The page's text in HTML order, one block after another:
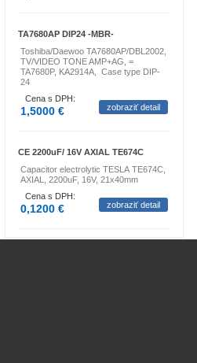
TA7680AP DIP24 -MBR-
Toshiba/Daewoo TA7680AP/DBL2002,
TV/VIDEO TONE AMP+AG, =
TA7680P, KA2914A, Case type DIP-
24
Cena s DPH:
1,5000 € zobraziť detail
CE 2200uF/ 16V AXIAL TE674C
Capacitor electrolytic TESLA TE674C,
AXIAL, 2200uF, 16V, 21x40mm
Cena s DPH:
0,1200 € zobraziť detail